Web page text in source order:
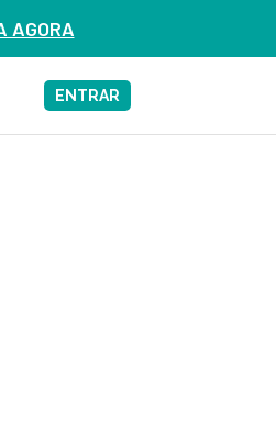
AGORA
ENTRAR